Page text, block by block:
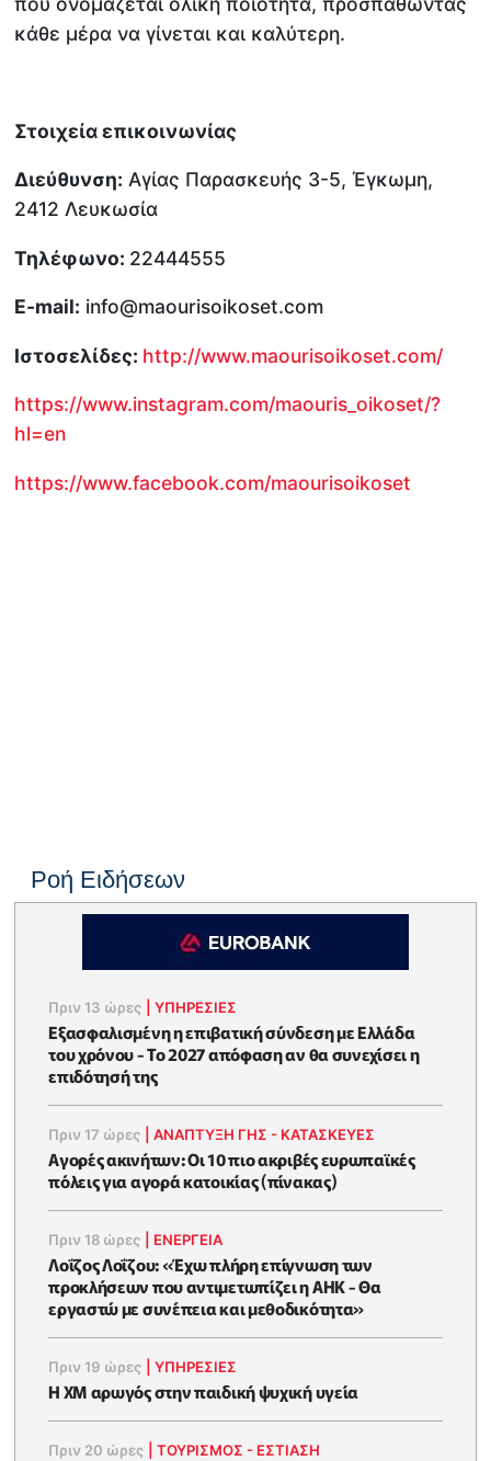
κάθε μέρα να γίνεται και καλύτερη.
Στοιχεία επικοινωνίας
Διεύθυνση: Αγίας Παρασκευής 3-5, Έγκωμη,
2412 Λευκωσία
Τηλέφωνο: 22444555
E-mail: info@maourisoikoset.com
Ιστοσελίδες: http://www.maourisoikoset.com/
https://www.instagram.com/maouris_oikoset/?
hl=en
https://www.facebook.com/maourisoikoset
Ροή Ειδήσεων
Πριν 13 ώρες |ΥΠΗΡΕΣΙΕΣ
Εξασφαλισμένη η επιβατική σύνδεση με Ελλάδα
του χρόνου - Το 2027 απόφαση αν θα συνεχίσει η
επιδότησή της
Πριν 17 ώρες |ΑΝΑΠΤΥΞΗ ΓΗΣ - ΚΑΤΑΣΚΕΥΕΣ
Αγορές ακινήτων: Οι 10 πιο ακριβές ευρωπαϊκές
πόλεις για αγορά κατοικίας (πίνακας)
Πριν 18 ώρες ΕΝΈΡΓΕΙΑ
Λοΐζος Λοΐζου: «Έχω πλήρη επίγνωση των
προκλήσεων που αντιμετωπίζει η ΑΗΚ - Θα
εργαστώ με συνέπεια και μεθοδικότητα»
Πριν 19 ώρες |ΥΠΗΡΕΣΙΕΣ
Η XM αρωγός στην παιδική ψυχική υγεία
Πριν 20 ώρες |ΤΟΥΡΙΣΜΟΣ - ΕΣΤΙΑΣΗ